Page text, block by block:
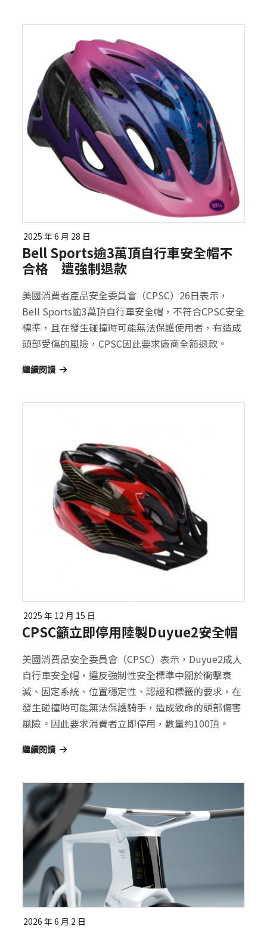
2025 年 6 月 28 日
Bell Sports逾3萬頂自行車安全帽不
合格 遭強制退款
美國消費者產品安全委員會（CPSC）26日表示，
Bell Sports逾3萬頂自行車安全帽，不符合CPSC安全
標準，且在發生碰撞時可能無法保護使用者，有造成
頭部受傷的風險，CPSC因此要求廠商全額退款。
繼續閱讀
2025 年 12 月 15 日
CPSC籲立即停用陸製Duyue2安全帽
美國消費品安全委員會（CPSC）表示，Duyue2成人
自行車安全帽，違反強制性安全標準中關於衝擊衰
減、固定系統、位置穩定性、認證和標籤的要求，在
發生碰撞時可能無法保護騎手，造成致命的頭部傷害
風險。因此要求消費者立即停用，數量約100頂。
繼續閱讀
2026 年 6 月 2 日